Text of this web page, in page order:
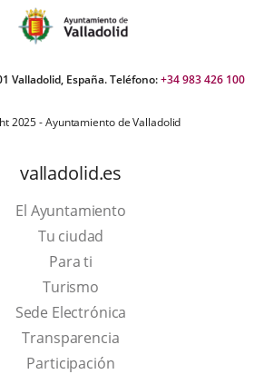
Valladolid, España. Teléfono:+34 983 426 100
2025 - Ayuntamiento de Valladolid
valladolid.es
El Ayuntamiento
Tu ciudad
Para ti
TurismoThis
link
will
open
Sede Electrónica
Transparencia
Participación